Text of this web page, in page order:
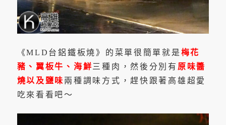
《MLD台鋁鐵板燒》的菜單很簡單就是 梅花
豬、翼板牛、海鮮 三種肉，然後分別有 原味醬
燒以及鹽味 兩種調味方式，趕快跟著高雄超愛
吃來看看吧～